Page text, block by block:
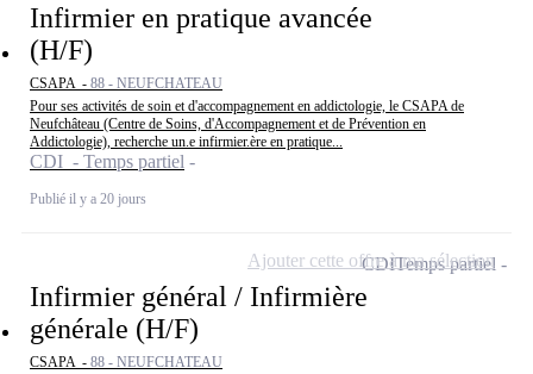
Infirmier en pratique avancée
(H/F)
CSAPA - 88 - NEUFCHATEAU
Pour ses activités de soin et d'accompagnement en addictologie, le CSAPA de
Neufchâteau (Centre de Soins, d'Accompagnement et de Prévention en
Addictologie), recherche un.e infirmier.ère en pratique...
CDI - Temps partiel
Publié il y a 20 jours
Infirmier général / Infirmière
générale (H/F)
CSAPA - 88 - NEUFCHATEAU
CDITemps partiel
Ajouter cette offre à ma sélection